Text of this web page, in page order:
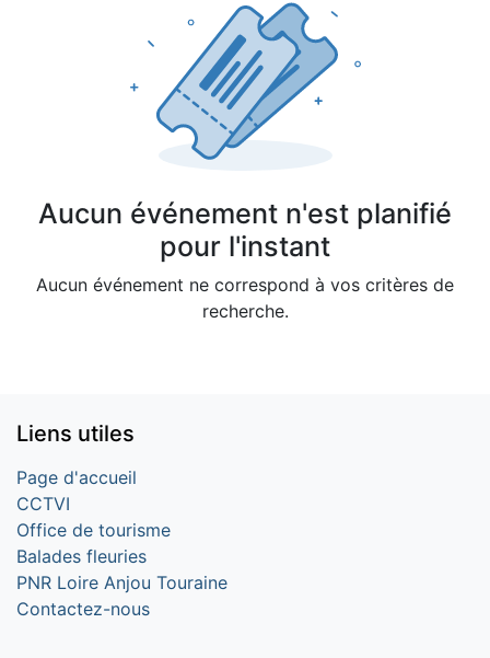
Aucun événement n'est planifié
pour l'instant
Aucun événement ne correspond à vos critères de
recherche.
Liens utiles
Page d'accueil
CCTVI
Office de tourisme
Balades fleuries
PNR Loire Anjou Touraine
Contactez-nous